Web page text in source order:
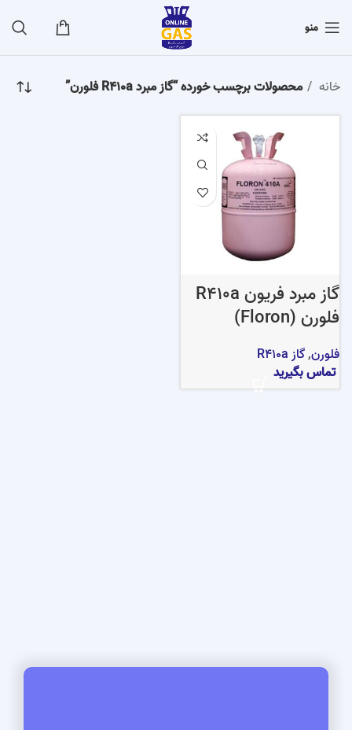
منو
خانه محصولات برچسب خورده “گاز مبرد R410a فلورن”
گاز مبرد فریون R410a
فلورن (Floron)
فلورن,گاز R410a
تماس بگیرید